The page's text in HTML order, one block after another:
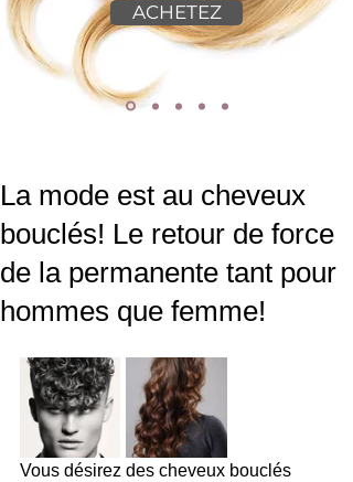
ACHETEZ
La mode est au cheveux
bouclés! Le retour de force
de la permanente tant pour
hommes que femme!
Vous désirez des cheveux bouclés